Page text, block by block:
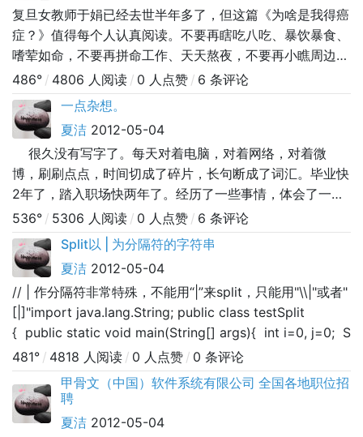
复旦女教师于娟已经去世半年多了，但这篇《为啥是我得癌
症？》值得每个人认真阅读。不要再瞎吃八吃、暴饮暴食、
嗜荤如命，不要再拼命工作、天天熬夜，不要再小瞧周边的
环境状态，特别是小心家具中的甲醛！于娟说：我在癌症里
整整挣扎了一年，人间极刑般的苦痛，身心已经摧残到无可
摧残，我不想看到这件事在任何一个人身上发生，但凡是
人，我都要去帮他们去避免，哪怕是我最为憎恨讨厌的人。
时隔一年，几经生死，我可以坐在桌边打字
486° / 4806 人阅读 / 0 人点赞 / 6 条评论
一点杂想。
夏洁 2012-05-04
很久没有写字了。每天对着电脑，对着网络，对着微
博，刷刷点点，时间切成了碎片，长句断成了词汇。毕业快
2年了，踏入职场快两年了。经历了一些事情，体会了一些
心情，虽然我还是原来的我，但我也的确有些许收获。 1.用
完的东西放回原位。2.好记性不如烂笔头，写to do list的习
惯。3.事情分轻重缓急来解决。4.不要拖，能今天完成的事
情绝不要拖到明天。你永远不知道明天
536° / 5306 人阅读 / 0 人点赞 / 6 条评论
Split以 | 为分隔符的字符串
夏洁 2012-05-04
// | 作分隔符非常特殊，不能用“|”来split，只能用"\\|"或者"
[|]"import java.lang.String; public class testSplit
{ public static void main(String[] args){ int i=0, j=0; S
481° / 4818 人阅读 / 0 人点赞 / 0 条评论
甲骨文（中国）软件系统有限公司 全国各地职位招
聘
夏洁 2012-05-04